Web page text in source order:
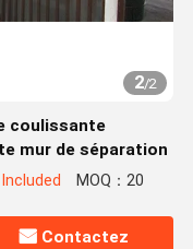
2/2
coulissante
mur de séparation
MOQ：20
Contactez